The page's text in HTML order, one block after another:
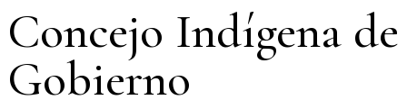
Concejo Indígena de
Gobierno